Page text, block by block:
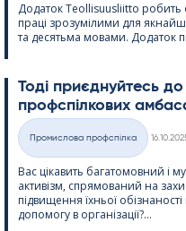
Додаток Teol­li­suus­liitto робить
праці зрозумілими для
та десятьма мовами. Додаток
Тоді приєднуйтесь
профспілкових
Категорії
Промислова профспілка
Вас цікавить багатомовний і
активізм, спрямований на
підвищення їхньої
допомогу в організації?...